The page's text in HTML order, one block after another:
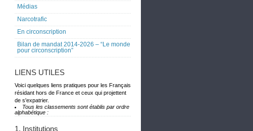
Médias
Narcotrafic
En circonscription
Bilan de mandat 2014-2026 – “Le monde
pour circonscription”
LIENS UTILES
Voici quelques liens pratiques pour les Français
résidant hors de France et ceux qui projettent
de s'expatrier.
Tous les classements sont établis par ordre
alphabétique :
1. Institutions